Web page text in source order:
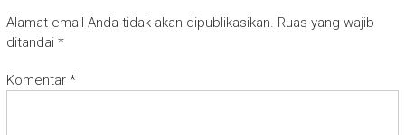
Alamat email Anda tidak akan dipublikasikan. Ruas yang wajib
ditandai *
Komentar *